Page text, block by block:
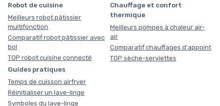
Robot de cuisine
Meilleurs robot pâtissier
multifonction
Comparatif robot pâtissier avec
bol
TOP robot cuisine connecté
Chauffage et confort
thermique
Meilleurs pompes à chaleur air-
air
Comparatif chauffages d'appoint
TOP sèche-serviettes
Guides pratiques
Temps de cuisson airfryer
Réinitialiser un lave-linge
Symboles du lave-linge